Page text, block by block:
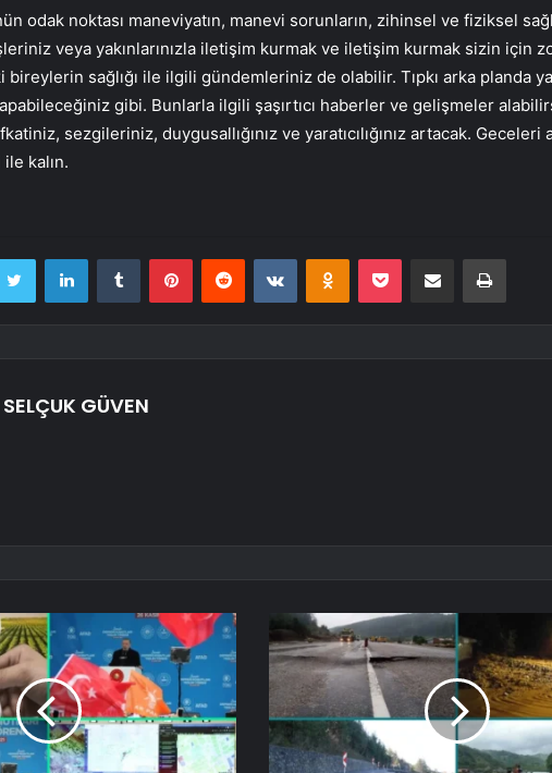
odak noktası maneviyatın, manevi sorunların, zihinsel ve fiziksel
veya yakınlarınızla iletişim kurmak ve iletişim kurmak sizin için
bireylerin sağlığı ile ilgili gündemleriniz de olabilir. Tıpkı arka planda
gibi. Bunlarla ilgili şaşırtıcı haberler ve gelişmeler
sezgileriniz, duygusallığınız ve yaratıcılığınız artacak. Geceleri
kalın.
Twitter LinkedInTumblr PinterestReddit VKontakteOdnoklassniki
Pocket E-Posta ile paylaş Yazdır
SELÇUK GÜVEN